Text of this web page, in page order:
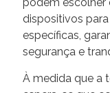
podem escolher
dispositivos
específicas,
segurança e
À medida que a